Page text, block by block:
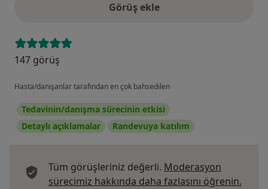
Görüş ekle
147 görüş
Hasta/danışanlar tarafından en çok bahsedilen
Tedavinin/danışma sürecinin etkisi
Detaylı açıklamalar
Randevuya katılım
Tüm görüşleriniz değerli. Moderasyon
sürecimiz hakkında daha fazlasını öğrenin.